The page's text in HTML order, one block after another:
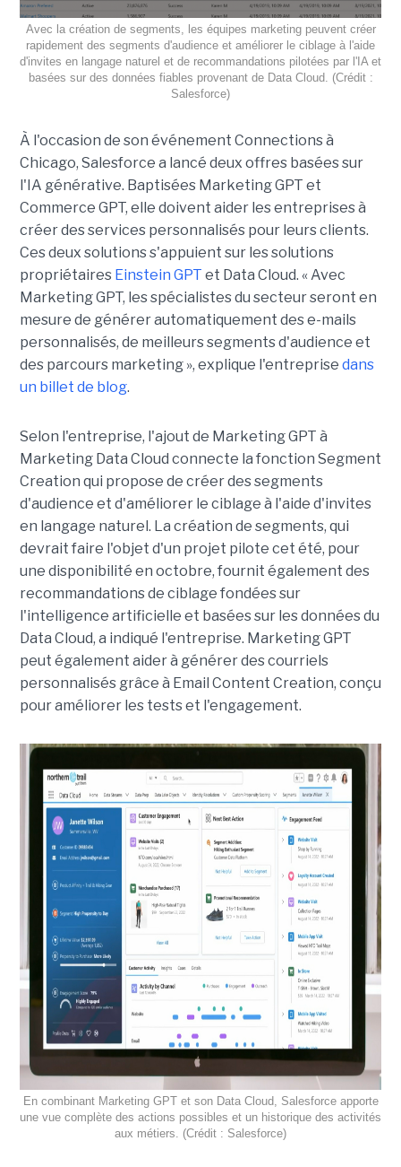
Avec la création de segments, les équipes marketing peuvent créer
rapidement des segments d'audience et améliorer le ciblage à l'aide
d'invites en langage naturel et de recommandations pilotées par l'IA et
basées sur des données fiables provenant de Data Cloud. (Crédit :
Salesforce)
À l'occasion de son événement Connections à
Chicago, Salesforce a lancé deux offres basées sur
l'IA générative. Baptisées Marketing GPT et
Commerce GPT, elle doivent aider les entreprises à
créer des services personnalisés pour leurs clients.
Ces deux solutions s'appuient sur les solutions
propriétaires Einstein GPT et Data Cloud. « Avec
Marketing GPT, les spécialistes du secteur seront en
mesure de générer automatiquement des e-mails
personnalisés, de meilleurs segments d'audience et
des parcours marketing », explique l'entreprise dans
un billet de blog.
Selon l'entreprise, l'ajout de Marketing GPT à
Marketing Data Cloud connecte la fonction Segment
Creation qui propose de créer des segments
d'audience et d'améliorer le ciblage à l'aide d'invites
en langage naturel. La création de segments, qui
devrait faire l'objet d'un projet pilote cet été, pour
une disponibilité en octobre, fournit également des
recommandations de ciblage fondées sur
l'intelligence artificielle et basées sur les données du
Data Cloud, a indiqué l'entreprise. Marketing GPT
peut également aider à générer des courriels
personnalisés grâce à Email Content Creation, conçu
pour améliorer les tests et l'engagement.
En combinant Marketing GPT et son Data Cloud, Salesforce apporte
une vue complète des actions possibles et un historique des activités
aux métiers. (Crédit : Salesforce)